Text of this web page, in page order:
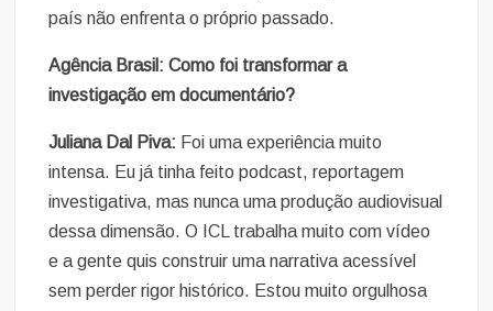
país não enfrenta o próprio passado.
Agência Brasil: Como foi transformar a
investigação em documentário?
Juliana Dal Piva: Foi uma experiência muito
intensa. Eu já tinha feito podcast, reportagem
investigativa, mas nunca uma produção audiovisual
dessa dimensão. O ICL trabalha muito com vídeo
e a gente quis construir uma narrativa acessível
sem perder rigor histórico. Estou muito orgulhosa